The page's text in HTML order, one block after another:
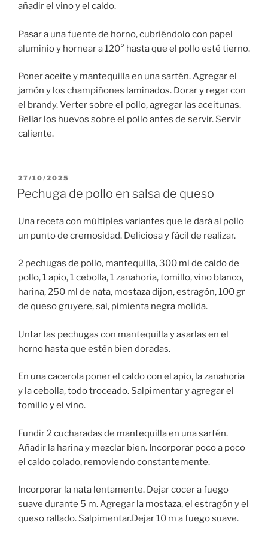
añadir el vino y el caldo.
Pasar a una fuente de horno, cubriéndolo con papel
aluminio y hornear a 120° hasta que el pollo esté tierno.
Poner aceite y mantequilla en una sartén. Agregar el
jamón y los champiñones laminados. Dorar y regar con
el brandy. Verter sobre el pollo, agregar las aceitunas.
Rellar los huevos sobre el pollo antes de servir. Servir
caliente.
PUBLICADO
EL
27/10/2025
Pechuga de pollo en salsa de queso
Una receta con múltiples variantes que le dará al pollo
un punto de cremosidad. Deliciosa y fácil de realizar.
2 pechugas de pollo, mantequilla, 300 ml de caldo de
pollo, 1 apio, 1 cebolla, 1 zanahoria, tomillo, vino blanco,
harina, 250 ml de nata, mostaza dijon, estragón, 100 gr
de queso gruyere, sal, pimienta negra molida.
Untar las pechugas con mantequilla y asarlas en el
horno hasta que estén bien doradas.
En una cacerola poner el caldo con el apio, la zanahoria
y la cebolla, todo troceado. Salpimentar y agregar el
tomillo y el vino.
Fundir 2 cucharadas de mantequilla en una sartén.
Añadir la harina y mezclar bien. Incorporar poco a poco
el caldo colado, removiendo constantemente.
Incorporar la nata lentamente. Dejar cocer a fuego
suave durante 5 m. Agregar la mostaza, el estragón y el
queso rallado. Salpimentar.Dejar 10 m a fuego suave.